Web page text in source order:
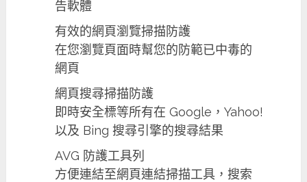
告軟體
有效的網頁瀏覽掃描防護
在您瀏覽頁面時幫您的防範已中毒的
網頁
網頁搜尋掃描防護
即時安全標等所有在 Google，Yahoo!
以及 Bing 搜尋引擎的搜尋結果
AVG 防護工具列
方便連結至網頁連結掃描工具，搜索